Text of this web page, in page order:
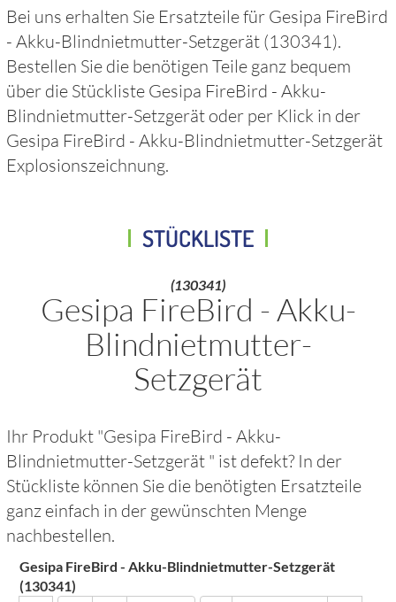
Bei uns erhalten Sie Ersatzteile für Gesipa FireBird
- Akku-Blindnietmutter-Setzgerät (130341).
Bestellen Sie die benötigen Teile ganz bequem
über die Stückliste Gesipa FireBird - Akku-
Blindnietmutter-Setzgerät oder per Klick in der
Gesipa FireBird - Akku-Blindnietmutter-Setzgerät
Explosionszeichnung.
STÜCKLISTE
(130341)
Gesipa FireBird - Akku-
Blindnietmutter-
Setzgerät
Ihr Produkt "Gesipa FireBird - Akku-
Blindnietmutter-Setzgerät " ist defekt? In der
Stückliste können Sie die benötigten Ersatzteile
ganz einfach in der gewünschten Menge
nachbestellen.
Gesipa FireBird - Akku-Blindnietmutter-Setzgerät
(130341)